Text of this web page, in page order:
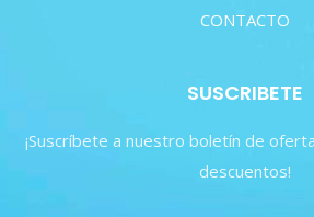
CONTACTO
SUSCRIBETE
¡Suscríbete a nuestro boletín de
descuentos!